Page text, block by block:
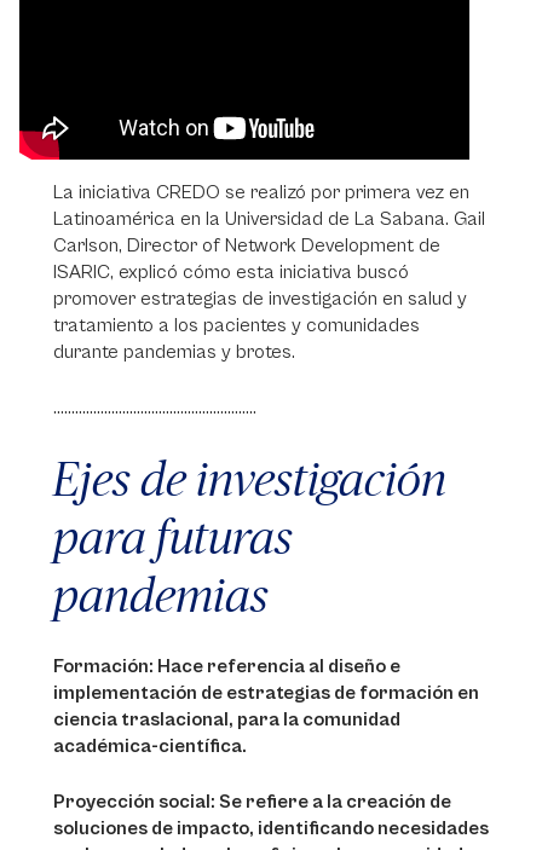
La iniciativa CREDO se realizó por primera vez en
Latinoamérica en la Universidad de La Sabana. Gail
Carlson, Director of Network Development de
ISARIC, explicó cómo esta iniciativa buscó
promover estrategias de investigación en salud y
tratamiento a los pacientes y comunidades
durante pandemias y brotes.
........................................................
Ejes de investigación
para futuras
pandemias
Formación: Hace referencia al diseño e
implementación de estrategias de formación en
ciencia traslacional, para la comunidad
académica-científica.
Proyección social: Se refiere a la creación de
soluciones de impacto, identificando necesidades